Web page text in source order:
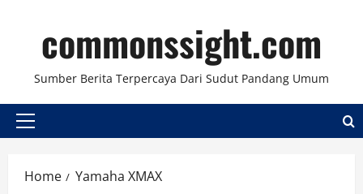
contentcommonssight.com
Sumber Berita Terpercaya Dari Sudut Pandang Umum
Primary
Home Yamaha XMAX